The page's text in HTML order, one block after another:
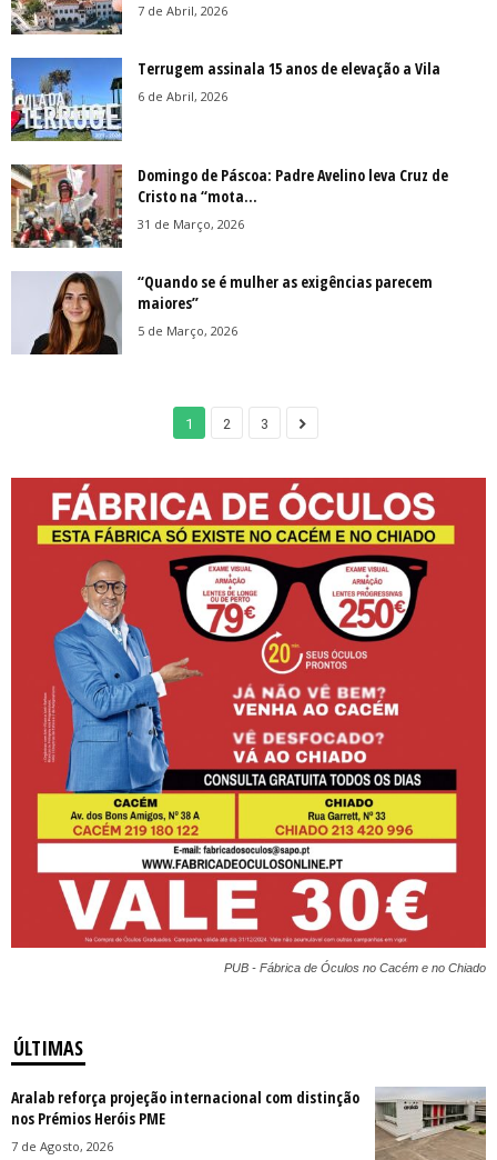
7 de Abril, 2026
Terrugem assinala 15 anos de elevação a Vila
6 de Abril, 2026
Domingo de Páscoa: Padre Avelino leva Cruz de
Cristo na “mota...
31 de Março, 2026
“Quando se é mulher as exigências parecem
maiores”
5 de Março, 2026
1 2 3
PUB - Fábrica de Óculos no Cacém e no Chiado
ÚLTIMAS
Aralab reforça projeção internacional com distinção
nos Prémios Heróis PME
7 de Agosto, 2026